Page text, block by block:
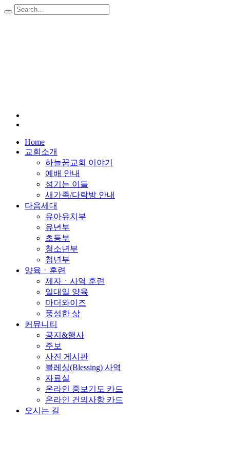
Home
교회소개
하늘꿈교회 이야기
예배 안내
섬기는 이들
새가족/다락방 안내
다음세대
유아유치부
유년부
초등부
청소년부
청년부
양육ㆍ훈련
제자ㆍ사역 훈련
일대일 양육
마더와이즈
풍성한 삶
커뮤니티
공지&행사
주보
사진 게시판
블레싱(Blessing) 사역
자료실
온라인 중보기도 카드
온라인 건의사항 카드
오시는 길